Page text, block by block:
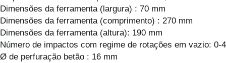
Dimensões da ferramenta (largura) : 70 mm
Dimensões da ferramenta (comprimento) : 270 mm
Dimensões da ferramenta (altura): 190 mm
Número de impactos com regime de rotações em vazio: 0-
Ø de perfuração betão : 16 mm